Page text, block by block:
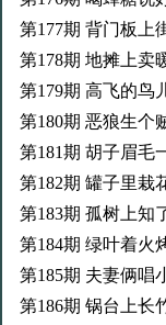
第177期 背门板上
第178期 地摊上卖
第179期 高飞的鸟
第180期 恶狼生个
第181期 胡子眉毛
第182期 罐子里栽
第183期 孤树上知
第184期 绿叶着火
第185期 夫妻俩唱
第186期 锅台上长